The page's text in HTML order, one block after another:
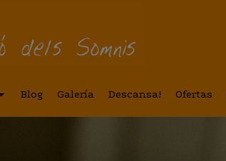
Blog Galería Descansa! Ofertas